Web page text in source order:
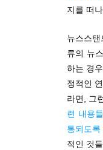
지를 떠
뉴스스
류의 뉴
하는 경
정적인
라면, 그
련 내용
통되도
적인 것